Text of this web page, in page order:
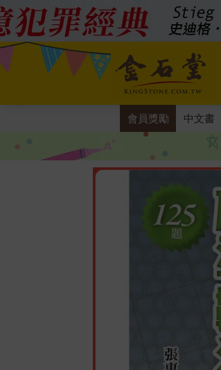
會員獎勵 中文書